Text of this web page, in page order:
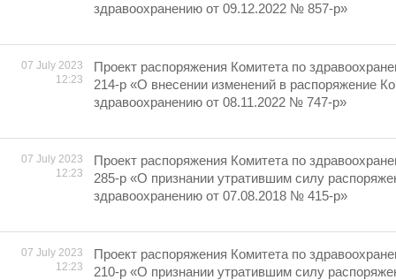
здравоохранению от 09.12.2022 № 857-р»
07 July 2023
12:23
Проект распоряжения Комитета по
214-р «О внесении изменений в распоряжение
здравоохранению от 08.11.2022 № 747-р»
07 July 2023
12:23
Проект распоряжения Комитета по
285-р «О признании утратившим силу
здравоохранению от 07.08.2018 № 415-р»
07 July 2023
12:23
Проект распоряжения Комитета по
210-р «О признании утратившим силу